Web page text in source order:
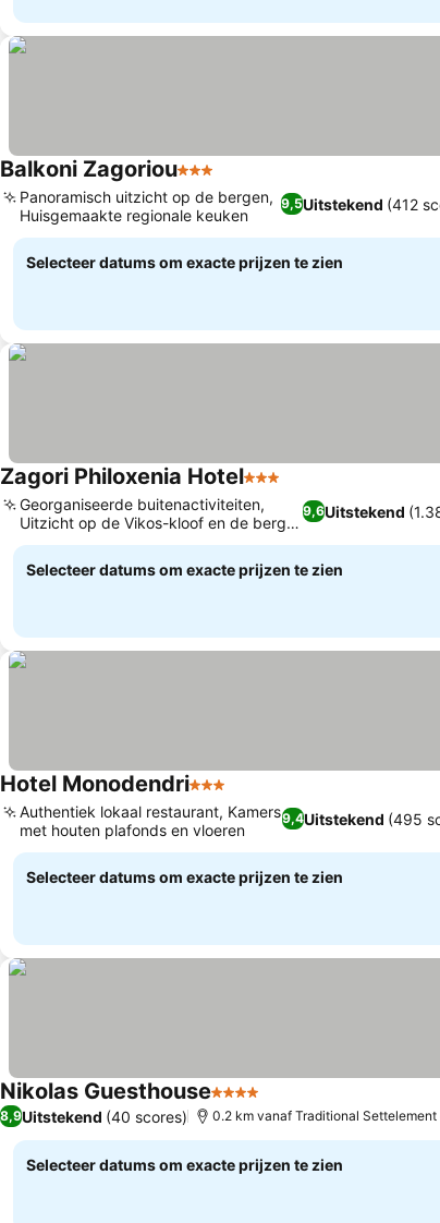
Balkoni Zagoriou3 Sterren
9,5Uitstekend (412
Panoramisch uitzicht op de bergen,
Huisgemaakte regionale keuken
Selecteer datums om exacte prijzen te zien
Zagori Philoxenia Hotel3 Sterren
9,6Uitstekend
Georganiseerde buitenactiviteiten,
Uitzicht op de Vikos-kloof en de berg
Tymfi
Selecteer datums om exacte prijzen te zien
Hotel Monodendri3 Sterren
9,4Uitstekend (495
Authentiek lokaal restaurant, Kamers
met houten plafonds en vloeren
Selecteer datums om exacte prijzen te zien
Nikolas Guesthouse4 Sterren
8,9Uitstekend (40 scores) 0.2 km vanaf Traditional Settelement
Selecteer datums om exacte prijzen te zien